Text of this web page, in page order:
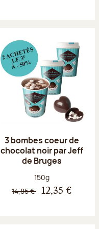
3 bombes coeur de
chocolat noir par Jeff
de Bruges
Poids net :
150g
14,85 € 12,35 €